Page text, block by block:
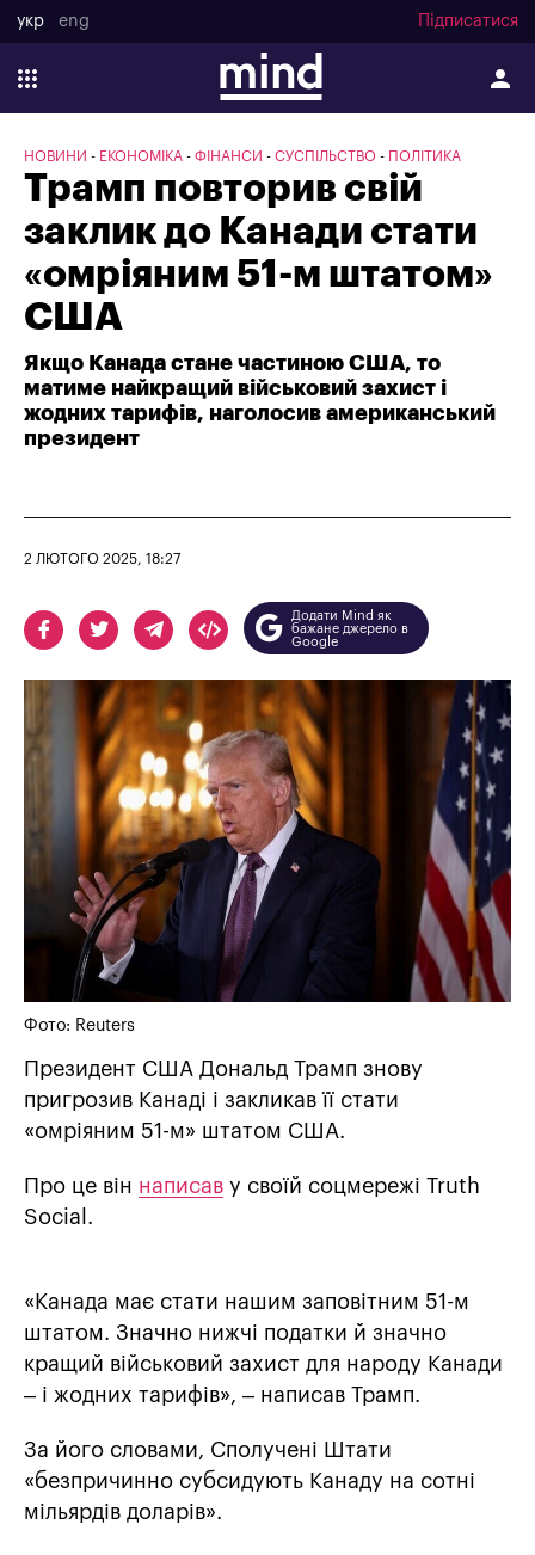
укр eng Підписатися
НОВИНИ ЕКОНОМІКА ФІНАНСИ СУСПІЛЬСТВО ПОЛІТИКА
Трамп повторив свій
заклик до Канади стати
«омріяним 51-м штатом»
США
Якщо Канада стане частиною США, то
матиме найкращий військовий захист і
жодних тарифів, наголосив американський
президент
2 ЛЮТОГО 2025, 18:27
Додати Mind як
бажане джерело в
Google
Фото: Reuters
Президент США Дональд Трамп знову
пригрозив Канаді і закликав її стати
«омріяним 51-м» штатом США.
Про це він написав у своїй соцмережі Truth
Social.
«Канада має стати нашим заповітним 51-м
штатом. Значно нижчі податки й значно
кращий військовий захист для народу Канади
– і жодних тарифів», – написав Трамп.
За його словами, Сполучені Штати
«безпричинно субсидують Канаду на сотні
мільярдів доларів».